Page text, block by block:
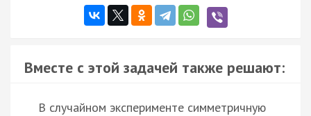
Вместе с этой задачей также решают:
В случайном эксперименте симметричную